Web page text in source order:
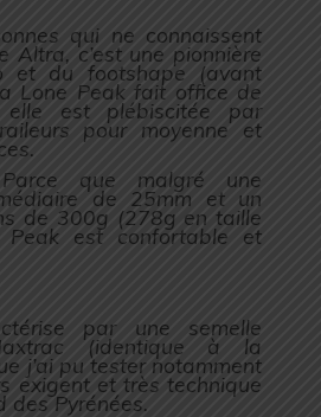
qui ne connaissent
Altra, c’est une pionnière
et du footshape (avant
Lone Peak fait office de
elle est plébiscitée par
pour moyenne et
que malgré une
de 25mm et un
de 300g (278g en taille
est confortable et
par une semelle
(identique à la
j’ai pu tester notamment
exigent et très technique
des Pyrénées.